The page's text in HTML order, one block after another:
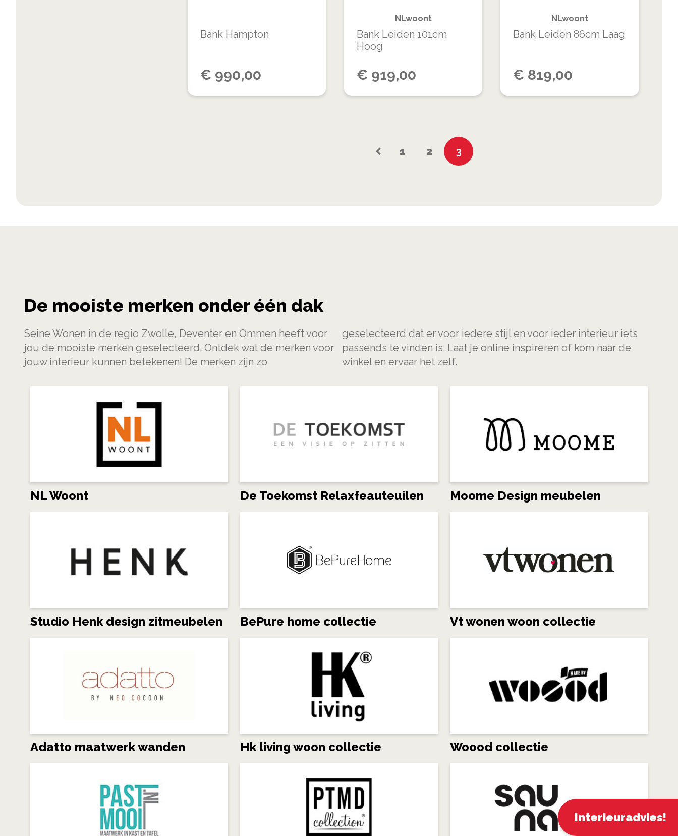
Bank Hampton
€ 990,00
NLwoont
Bank Leiden 101cm
Hoog
€ 919,00
NLwoont
Bank Leiden 86cm Laag
€ 819,00
Pagina
1 Pagina
2 U lees momenteel pagina
3
De mooiste merken onder één dak
Seine Wonen in de regio Zwolle, Deventer en Ommen heeft voor
jou de mooiste merken geselecteerd. Ontdek wat de merken voor
jouw interieur kunnen betekenen! De merken zijn zo
geselecteerd dat er voor iedere stijl en voor ieder interieur iets
passends te vinden is. Laat je online inspireren of kom naar de
winkel en ervaar het zelf.
NL Woont De Toekomst Relaxfeauteuilen Moome Design meubelen
Studio Henk design zitmeubelen BePure home collectie Vt wonen woon collectie
Adatto maatwerk wanden Hk living woon collectie Woood collectie
Interieuradvies!